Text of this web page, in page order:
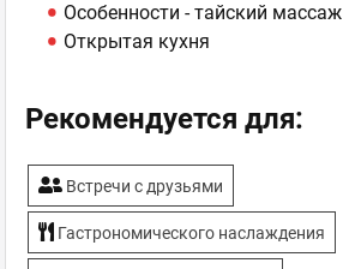
Особенности - тайский массаж
Открытая кухня
Рекомендуется для:
Встречи с друзьями
Гастрономического наслаждения